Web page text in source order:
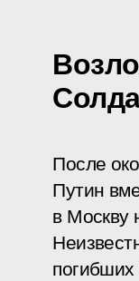
После
Путин
в Москву